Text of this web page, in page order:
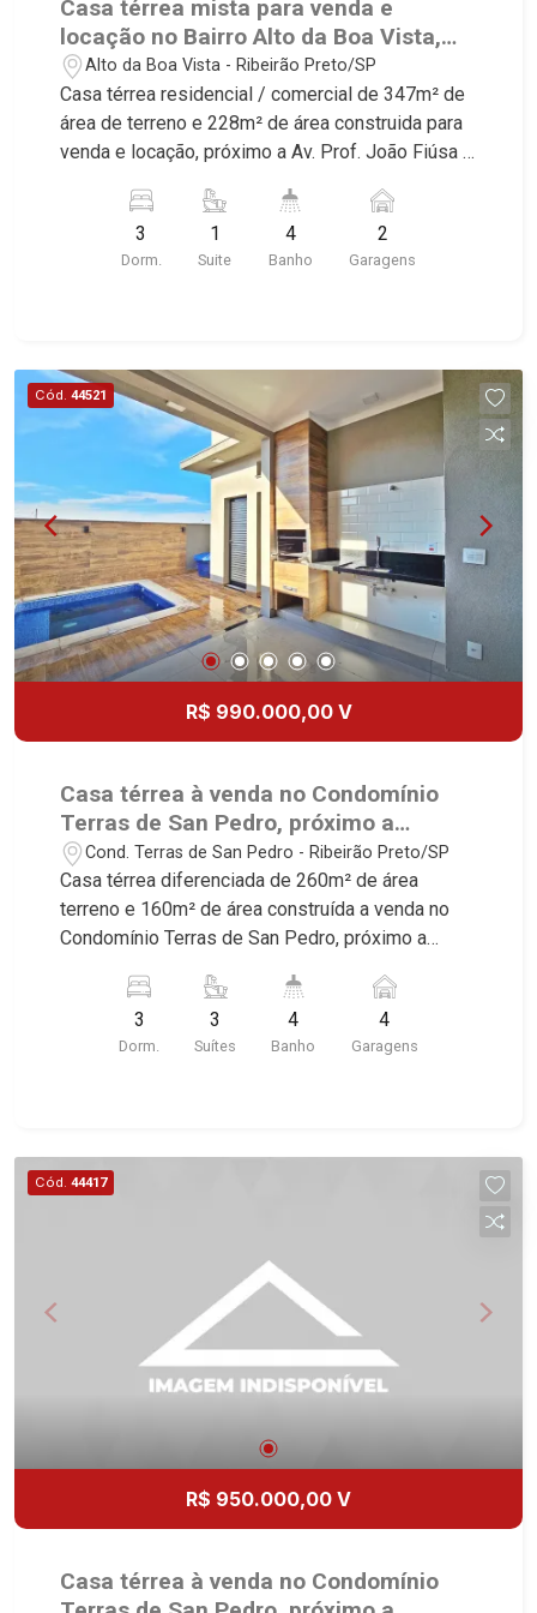
Casa térrea mista para venda e
locação no Bairro Alto da Boa Vista,
próximo a Av. Prof. João Fiúsa -
Ribeirão Preto/SP.
Alto da Boa Vista - Ribeirão Preto/SP
Casa térrea residencial / comercial de 347m² de
área de terreno e 228m² de área construida para
venda e locação, próximo a Av. Prof. João Fiúsa -
Conheça as características deste imóvel que a
Martinelli Imobiliária selecionou para você: -
347m² de área de terreno e 228m² de área
- Despensa - Área de serviço - Quintal - Corredor
lateral - Jardim - Alarme - Cerca elétrica -
Iluminação - 2 vagas cobertas Martinelli
Imobiliária, referência no mercado imobiliário
desde 2000. Especialistas em Venda, Locação e
Lançamentos! Avenida João Fiúsa, 1051 - Alto da
Boa Vista | Ribeirão Preto.
3
Dorm.
1
Suite
4
Banho
2
Garagens
Cód. 44521
R$ 990.000,00 V
Casa térrea à venda no Condomínio
Terras de San Pedro, próximo a
Rodovia José Fregonezi - Ribeirão
Preto/SP.
Cond. Terras de San Pedro - Ribeirão Preto/SP
Casa térrea diferenciada de 260m² de área
terreno e 160m² de área construída a venda no
Condomínio Terras de San Pedro, próximo a
Ribeirão Preto/SP. Conheça as características
deste imóvel que a Martinelli Imobiliária
selecionou para você: - 260m² de área terreno e
com churrasqueira - Piscina com hidro - Quintal -
Corredor lateral - Paisagismo - Iluminação - 4
mercado imobiliário desde 2000. Especialistas
em Venda, Locação e Lançamentos! Avenida
João Fiúsa, 1051 - Alto da Boa Vista | Ribeirão
3
Dorm.
3
Suítes
4
Banho
4
Garagens
Cód. 44417
R$ 950.000,00 V
Casa térrea à venda no Condomínio